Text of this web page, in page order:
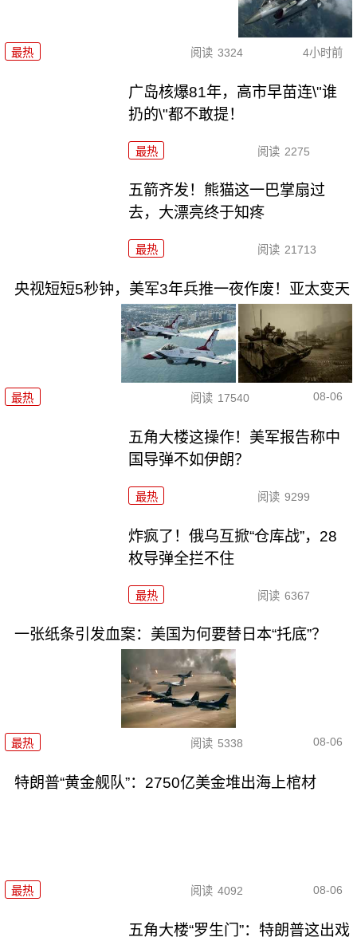
最热 阅读 3324 4小时前
广岛核爆81年，高市早苗连\"谁
扔的\"都不敢提！
最热 阅读 2275
五箭齐发！熊猫这一巴掌扇过
去，大漂亮终于知疼
最热 阅读 21713
央视短短5秒钟，美军3年兵推一夜作废！亚太变天
最热 阅读 17540 08-06
五角大楼这操作！美军报告称中
国导弹不如伊朗？
最热 阅读 9299
炸疯了！俄乌互掀“仓库战”，28
枚导弹全拦不住
最热 阅读 6367
一张纸条引发血案：美国为何要替日本“托底”？
最热 阅读 5338 08-06
特朗普“黄金舰队”：2750亿美金堆出海上棺材
最热 阅读 4092 08-06
五角大楼“罗生门”：特朗普这出戏